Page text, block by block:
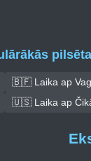
🇧🇫 Laika ap
🇺🇸 Laika ap